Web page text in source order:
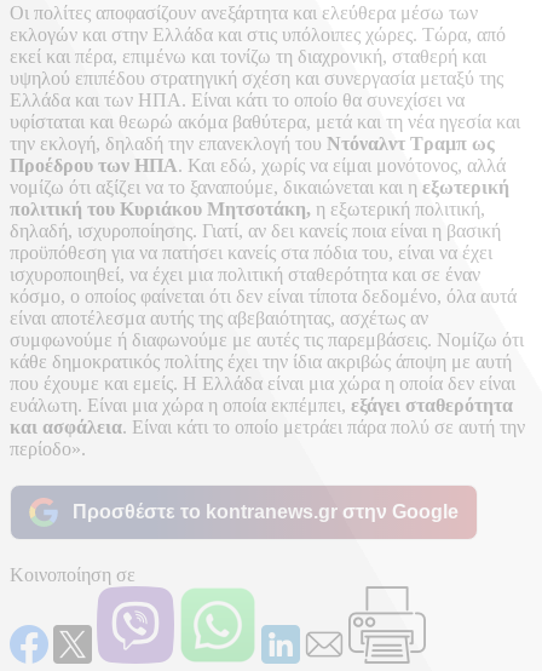
Οι πολίτες αποφασίζουν ανεξάρτητα και ελεύθερα μέσω των
εκλογών και στην Ελλάδα και στις υπόλοιπες χώρες. Τώρα, από
εκεί και πέρα, επιμένω και τονίζω τη διαχρονική, σταθερή και
υψηλού επιπέδου στρατηγική σχέση και συνεργασία μεταξύ της
Ελλάδα και των ΗΠΑ. Είναι κάτι το οποίο θα συνεχίσει να
υφίσταται και θεωρώ ακόμα βαθύτερα, μετά και τη νέα ηγεσία και
την εκλογή, δηλαδή την επανεκλογή του Ντόναλντ Τραμπ ως
Προέδρου των ΗΠΑ. Και εδώ, χωρίς να είμαι μονότονος, αλλά
νομίζω ότι αξίζει να το ξαναπούμε, δικαιώνεται και η εξωτερική
πολιτική του Κυριάκου Μητσοτάκη, η εξωτερική πολιτική,
δηλαδή, ισχυροποίησης. Γιατί, αν δει κανείς ποια είναι η βασική
προϋπόθεση για να πατήσει κανείς στα πόδια του, είναι να έχει
ισχυροποιηθεί, να έχει μια πολιτική σταθερότητα και σε έναν
κόσμο, ο οποίος φαίνεται ότι δεν είναι τίποτα δεδομένο, όλα αυτά
είναι αποτέλεσμα αυτής της αβεβαιότητας, ασχέτως αν
συμφωνούμε ή διαφωνούμε με αυτές τις παρεμβάσεις. Νομίζω ότι
κάθε δημοκρατικός πολίτης έχει την ίδια ακριβώς άποψη με αυτή
που έχουμε και εμείς. Η Ελλάδα είναι μια χώρα η οποία δεν είναι
ευάλωτη. Είναι μια χώρα η οποία εκπέμπει, εξάγει σταθερότητα
και ασφάλεια. Είναι κάτι το οποίο μετράει πάρα πολύ σε αυτή την
περίοδο».
Προσθέστε το kontranews.gr στην Google
Κοινοποίηση σε